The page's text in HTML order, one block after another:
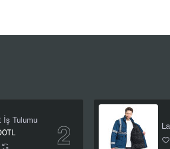
İş Tulumu